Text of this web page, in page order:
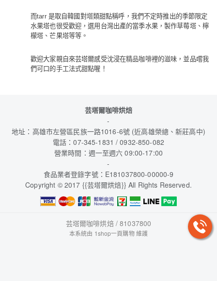
​而tarr 是取自韓國對塔類甜點稱呼，我們不定時推出的季節限定
水果塔也很受歡迎，選用台灣出產的當季水果，製作草莓塔、檸
檬塔、芒果塔等等。
歡迎大家親自來芸塔爾感受沈浸在精品咖啡裡的滋味，並品嚐我
們可口的手工法式甜點喔！
芸塔爾咖啡烘焙
-
地址：高雄市左營區民族一路1016-6號 (近高雄榮總、新莊高中)
電話：07-345-1831 / 0932-850-082
營業時間：週一至週六 09:00-17:00
-
食品業者登錄字號：E181037800-00000-9
Copyright © 2017 {{芸塔爾烘焙}} All Rights Reserved.
芸塔爾咖啡烘焙 / 81037800
本系統由 1shop一頁購物維護